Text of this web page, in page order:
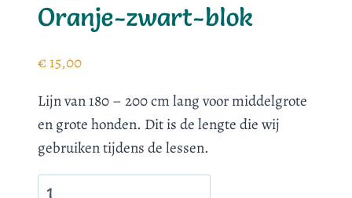
Oranje-zwart-blok
€15,00
Lijn van 180 – 200 cm lang voor middelgrote
en grote honden. Dit is de lengte die wij
gebruiken tijdens de lessen.
Oranje-